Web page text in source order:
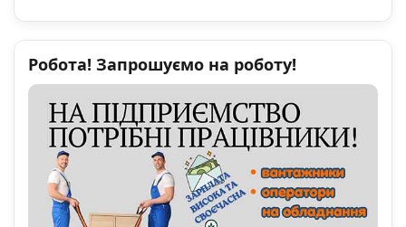
Робота! Запрошуємо на роботу!